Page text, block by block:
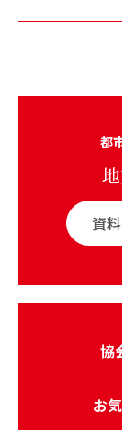
都
資
協
お